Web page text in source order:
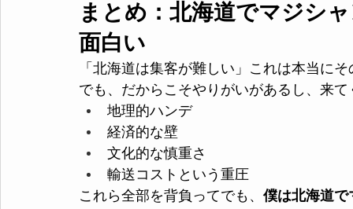
まとめ：北海道でマジシ
面白い
「北海道は集客が難しい」これは本当に
でも、だからこそやりがいがあるし、来
地理的ハンデ
経済的な壁
文化的な慎重さ
輸送コストという重圧
これら全部を背負ってでも、 僕は北海道で